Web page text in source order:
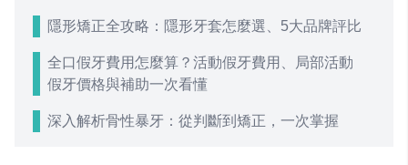
隱形矯正全攻略：隱形牙套怎麼選、5大品牌評比
全口假牙費用怎麼算？活動假牙費用、局部活動
假牙價格與補助一次看懂
深入解析骨性暴牙：從判斷到矯正，一次掌握